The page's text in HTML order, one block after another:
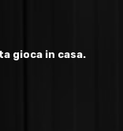
gioca in casa.